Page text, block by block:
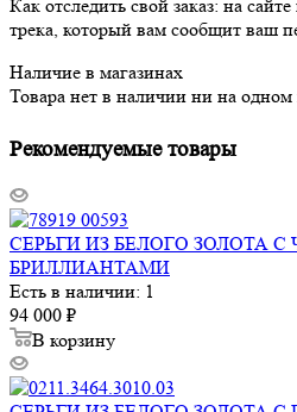
Как отследить свой заказ: на
трека, который вам сообщит ваш
Наличие в магазинах
Товара нет в наличии ни на одном
Рекомендуемые товары
СЕРЬГИ ИЗ БЕЛОГО ЗОЛОТА
БРИЛЛИАНТАМИ
Есть в наличии: 1
94 000 ₽
В корзину